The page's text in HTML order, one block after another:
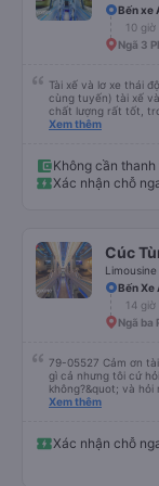
Bến xe
10
Ngã 3
Tài xế và lơ xe thái
cùng tuyến) tài xế
chất lượng rất tốt,
trên app 45p, nhưng
Xem thêm
Không cần
Xác nhận chỗ
Cúc
Bến Xe
14 giờ
Ngã ba
79-05527 Cảm ơn
gì cả nhưng tôi cứ
không?&quot; và
khách sạn của
limousine vào buổi
tài xế không ở đó,
rất nguy hiểm..
Xem thêm
Xác nhận chỗ